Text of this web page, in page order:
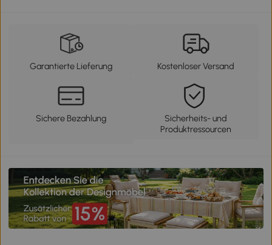
Garantierte Lieferung Kostenloser Versand
Sichere Bezahlung
Sicherheits- und
Produktressourcen